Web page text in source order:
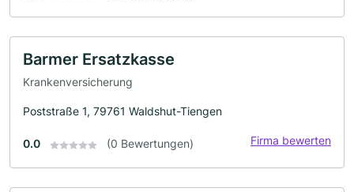
Barmer Ersatzkasse
Krankenversicherung
Poststraße 1, 79761 Waldshut-Tiengen
0.0 (0 Bewertungen) Firma bewerten